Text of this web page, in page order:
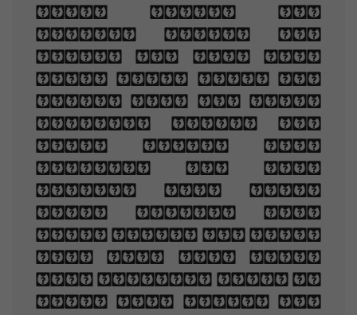
this book, And
slowly read, and
dream of the soft
look Your eyes had
once, and of their
shadows deep; How
many loved your
moments of glad
grace, And loved
your beauty with
love false or true,
But one man loved
the pilgrim soul in
you, And loved the